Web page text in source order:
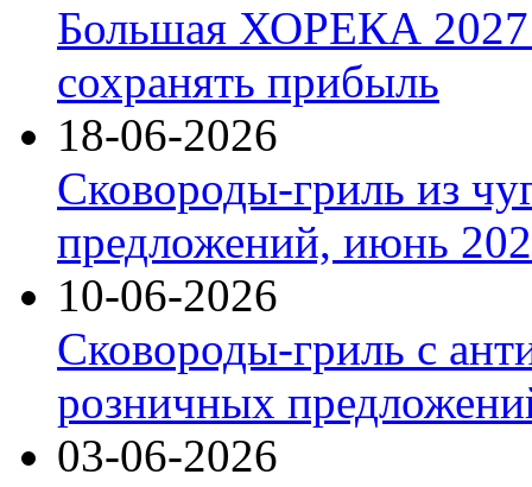
Большая ХОРЕКА 2027:
сохранять прибыль
18-06-2026
Сковороды-гриль из
предложений, июнь
10-06-2026
Сковороды-гриль с
розничных
03-06-2026